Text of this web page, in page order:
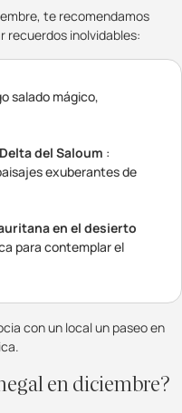
te recomendamos
recuerdos inolvidables:
salado mágico,
del Saloum :
exuberantes de
en el desierto
para contemplar el
con un local un paseo en
en diciembre?